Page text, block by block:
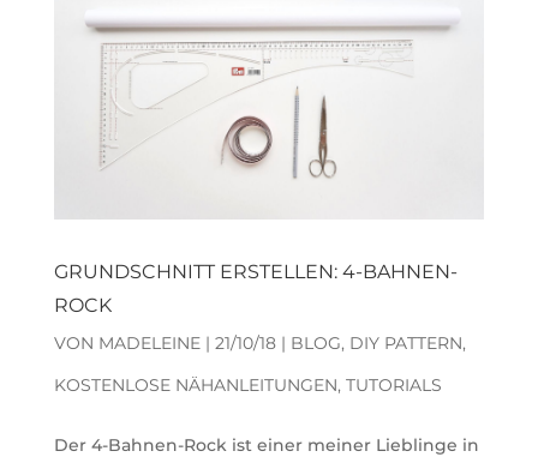
GRUNDSCHNITT ERSTELLEN: 4-BAHNEN-
ROCK
VON MADELEINE| 21/10/18| BLOG, DIY PATTERN,
KOSTENLOSE NÄHANLEITUNGEN, TUTORIALS
Der 4-Bahnen-Rock ist einer meiner Lieblinge in